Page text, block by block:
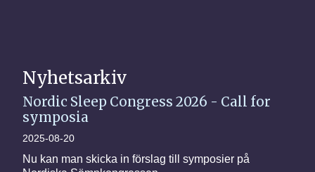
Nyhetsarkiv
Nordic Sleep Congress 2026 - Call for
symposia
2025-08-20
Nu kan man skicka in förslag till symposier på